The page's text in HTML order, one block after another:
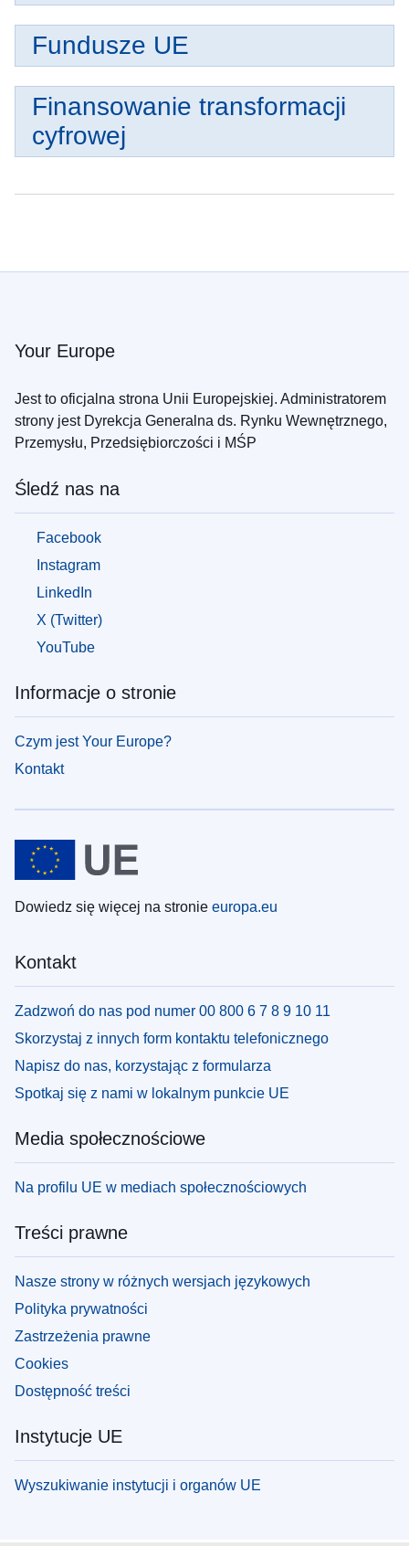
Fundusze UE
Finansowanie transformacji
cyfrowej
Your Europe
Jest to oficjalna strona Unii Europejskiej. Administratorem
strony jest Dyrekcja Generalna ds. Rynku Wewnętrznego,
Przemysłu, Przedsiębiorczości i MŚP
Śledź nas na
Facebook
Instagram
LinkedIn
X (Twitter)
YouTube
Informacje o stronie
Czym jest Your Europe?
Kontakt
Dowiedz się więcej na stronie europa.eu
Kontakt
Zadzwoń do nas pod numer 00 800 6 7 8 9 10 11
Skorzystaj z innych form kontaktu telefonicznego
Napisz do nas, korzystając z formularza
Spotkaj się z nami w lokalnym punkcie UE
Media społecznościowe
Na profilu UE w mediach społecznościowych
Treści prawne
Nasze strony w różnych wersjach językowych
Polityka prywatności
Zastrzeżenia prawne
Cookies
Dostępność treści
Instytucje UE
Wyszukiwanie instytucji i organów UE